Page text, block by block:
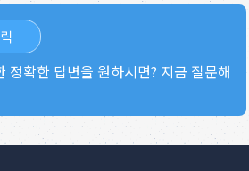
정확한 답변을 원하시면? 지금 질문해